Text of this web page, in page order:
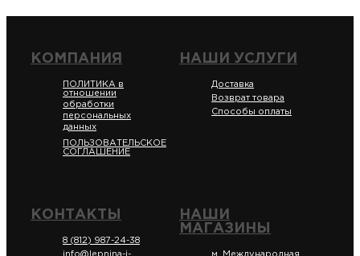
КОМПАНИЯ
ПОЛИТИКА в
отношении
обработки
персональных
данных
ПОЛЬЗОВАТЕЛЬСКОЕ
СОГЛАШЕНИЕ
НАШИ УСЛУГИ
Доставка
Возврат товара
Способы оплаты
КОНТАКТЫ
8 (812) 987-24-38
info@lepnina-i-
НАШИ
МАГАЗИНЫ
м. Международная